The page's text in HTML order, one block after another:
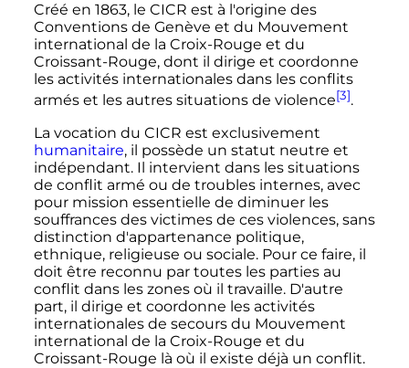
Créé en 1863, le CICR est à l'origine des
Conventions de Genève et du Mouvement
international de la Croix-Rouge et du
Croissant-Rouge, dont il dirige et coordonne
les activités internationales dans les conflits
armés et les autres situations de violence[3].
La vocation du CICR est exclusivement
humanitaire, il possède un statut neutre et
indépendant. Il intervient dans les situations
de conflit armé ou de troubles internes, avec
pour mission essentielle de diminuer les
souffrances des victimes de ces violences, sans
distinction d'appartenance politique,
ethnique, religieuse ou sociale. Pour ce faire, il
doit être reconnu par toutes les parties au
conflit dans les zones où il travaille. D'autre
part, il dirige et coordonne les activités
internationales de secours du Mouvement
international de la Croix-Rouge et du
Croissant-Rouge là où il existe déjà un conflit.